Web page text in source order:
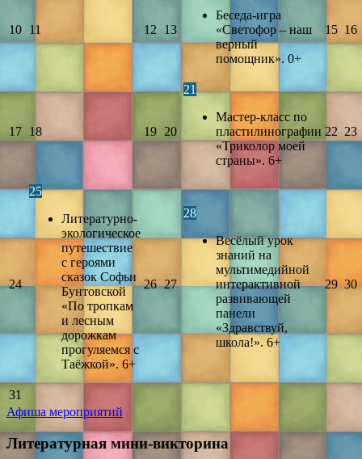
10 11 12 13
Беседа-игра
«Светофор – наш
верный
помощник». 0+
15 16
17 18 19 20
21
Мастер-класс по
пластилинографии
«Триколор моей
страны». 6+
22 23
24
25
Литературно-
экологическое
путешествие
с героями
сказок Софьи
Бунтовской
«По тропкам
и лесным
дорожкам
прогуляемся с
Таёжкой». 6+
26 27
28
Весёлый урок
знаний на
мультимедийной
интерактивной
развивающей
панели
«Здравствуй,
школа!». 6+
29 30
31
Афиша мероприятий
Литературная мини-викторина